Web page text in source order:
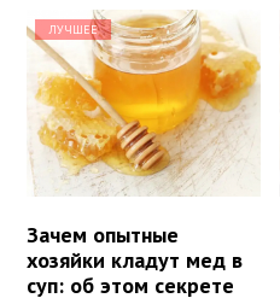
ЛУЧШЕЕ
Зачем опытные
хозяйки кладут мед в
суп: об этом секрете